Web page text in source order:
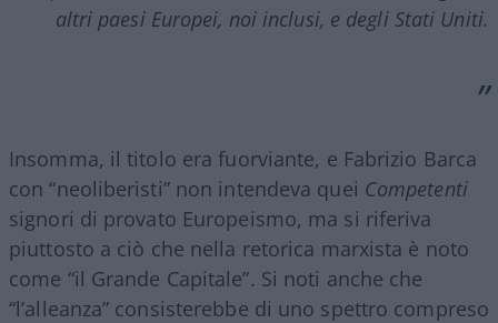
altri paesi Europei, noi inclusi, e degli Stati Uniti.
Insomma, il titolo era fuorviante, e Fabrizio Barca
con “neoliberisti” non intendeva quei Competenti
signori di provato Europeismo, ma si riferiva
piuttosto a ciò che nella retorica marxista è noto
come “il Grande Capitale”. Si noti anche che
“l’alleanza” consisterebbe di uno spettro compreso